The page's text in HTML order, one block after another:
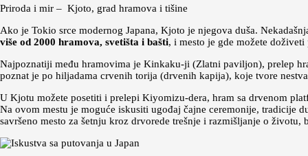
Priroda i mir – Kjoto, grad hramova i tišine
Ako je Tokio srce modernog Japana, Kjoto je njegova duša.
više od 2000 hramova, svetišta i bašti, i mesto je gde možete
Najpoznatiji među hramovima je Kinkaku-ji (Zlatni paviljon), prelep
poznat je po hiljadama crvenih torija (drvenih kapija), koje tvore
U Kjotu možete posetiti i prelepi Kiyomizu-dera, hram sa drvenom
Na ovom mestu je moguće iskusiti ugođaj čajne ceremonije,
savršeno mesto za šetnju kroz drvorede trešnje i razmišljanje o